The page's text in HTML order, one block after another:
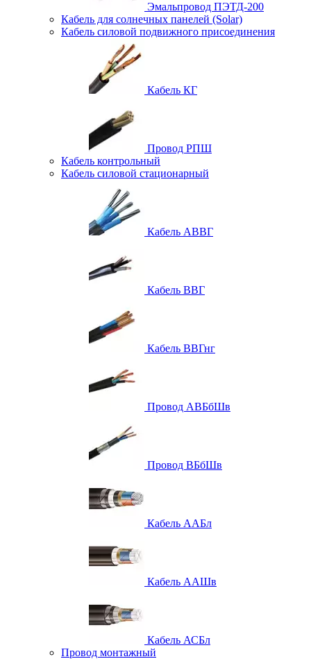
Эмальпровод ПЭТД-200
Кабель для солнечных панелей (Solar)
Кабель силовой подвижного присоединения
Кабель КГ
Провод РПШ
Кабель контрольный
Кабель силовой стационарный
Кабель АВВГ
Кабель ВВГ
Кабель ВВГнг
Провод АВБбШв
Провод ВБбШв
Кабель ААБл
Кабель ААШв
Кабель АСБл
Провод монтажный